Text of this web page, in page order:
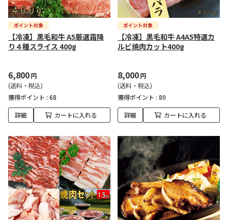
【冷凍】黒毛和牛 A5厳選霜降
り４種スライス 400g
6,800円
(送料・税込)
獲得ポイント : 68
詳細 カートに入れる
【冷凍】黒毛和牛 A4A5特選カ
ルビ焼肉カット400g
8,000円
(送料・税込)
獲得ポイント : 80
詳細 カートに入れる